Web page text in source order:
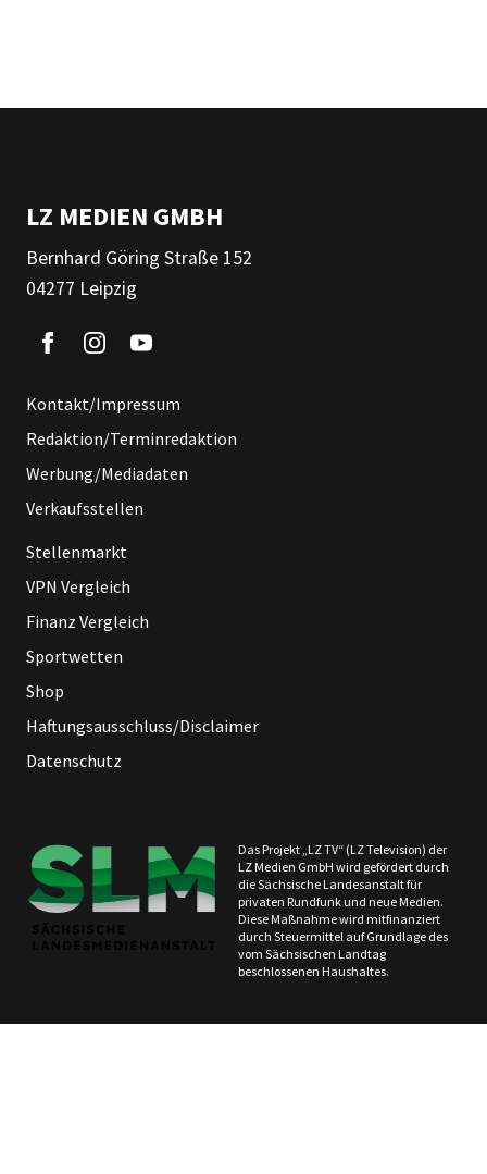
LZ MEDIEN GMBH
Bernhard Göring Straße 152
04277 Leipzig
Kontakt/Impressum
Redaktion/Terminredaktion
Werbung/Mediadaten
Verkaufsstellen
Stellenmarkt
VPN Vergleich
Finanz Vergleich
Sportwetten
Shop
Haftungsausschluss/Disclaimer
Datenschutz
Das Projekt „LZ TV“ (LZ Television) der
LZ Medien GmbH wird gefördert durch
die Sächsische Landesanstalt für
privaten Rundfunk und neue Medien.
Diese Maßnahme wird mitfinanziert
durch Steuermittel auf Grundlage des
vom Sächsischen Landtag
beschlossenen Haushaltes.